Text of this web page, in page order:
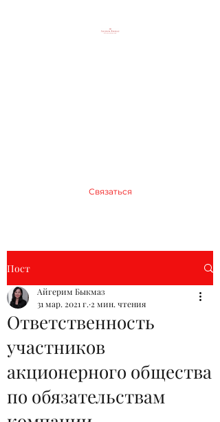
Связаться
Пост
Ответственность
участников
акционерного общества
по обязательствам
Айгерим Быкмаз
31 мар. 2021 г. 2 мин. чтения